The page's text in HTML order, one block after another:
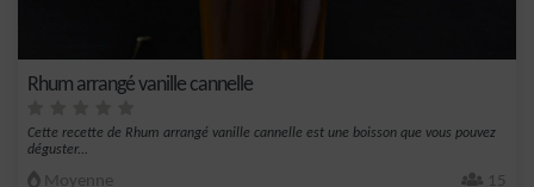
Rhum arrangé vanille cannelle
Cette recette de Rhum arrangé vanille cannelle est une boisson que vous pouvez
déguster...
Moyenne 15